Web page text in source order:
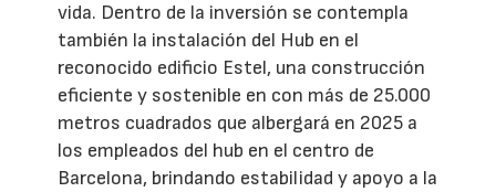
vida. Dentro de la inversión se contempla
también la instalación del Hub en el
reconocido edificio Estel, una construcción
eficiente y sostenible en con más de 25.000
metros cuadrados que albergará en 2025 a
los empleados del hub en el centro de
Barcelona, brindando estabilidad y apoyo a la